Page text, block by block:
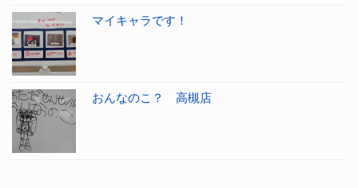
マイキャラです！
おんなのこ？ 高槻店